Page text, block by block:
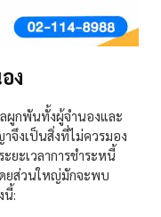
ง
ผูกพันทั้งผู้จำนองและ
จึงเป็นสิ่งที่ไม่ควรมอง
ระยะเวลาการชำระหนี้
ยส่วนใหญ่มักจะพบ
นี้: